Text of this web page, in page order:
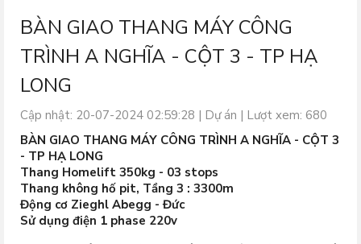
BÀN GIAO THANG MÁY CÔNG
TRÌNH A NGHĨA - CỘT 3 - TP HẠ
LONG
Cập nhật: 20-07-2024 02:59:28 | Dự án | Lượt xem: 680
BÀN GIAO THANG MÁY CÔNG TRÌNH A NGHĨA - CỘT 3
- TP HẠ LONG
Thang Homelift 350kg - 03 stops
Thang không hố pit, Tầng 3 : 3300m
Động cơ Zieghl Abegg - Đức
Sử dụng điện 1 phase 220v